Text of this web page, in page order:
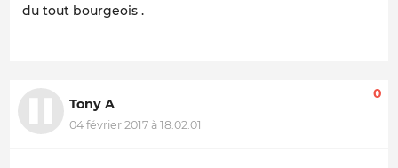
du tout bourgeois .
Tony A
04 février 2017 à 18:02:01
0